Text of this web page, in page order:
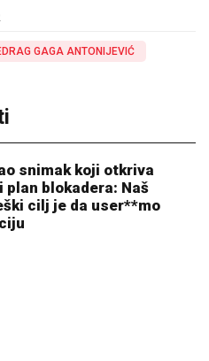
GAGA ANTONIJEVIĆ
snimak koji otkriva
plan blokadera: Naš
cilj je da user**mo